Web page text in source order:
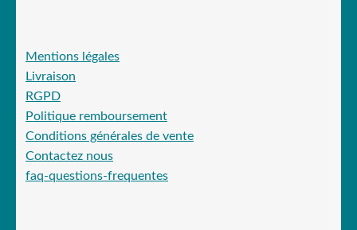
Mentions légales
Livraison
RGPD
Politique remboursement
Conditions générales de vente
Contactez nous
faq-questions-frequentes